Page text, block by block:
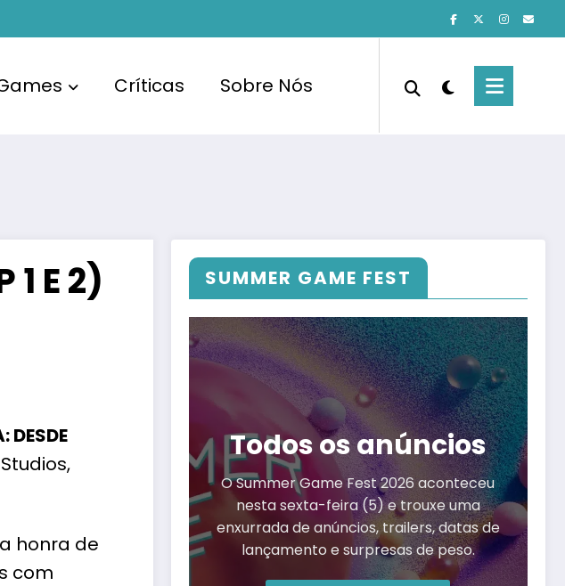
Críticas Sobre Nós
E 2)
DESDE
honra de
com
SUMMER GAME FEST
Todos os anúncios
O Summer Game Fest 2026 aconteceu
nesta sexta-feira (5) e trouxe uma
enxurrada de anúncios, trailers, datas de
lançamento e surpresas de peso.